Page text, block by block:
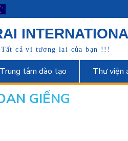
cả vì tương lai của bạn !!!
Trung tâm đào tạo Thư viện
GIẾNG